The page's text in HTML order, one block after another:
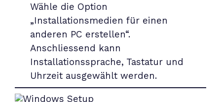
Wähle die Option
„Installationsmedien für einen
anderen PC erstellen“.
Anschliessend kann
Installationssprache, Tastatur und
Uhrzeit ausgewählt werden.